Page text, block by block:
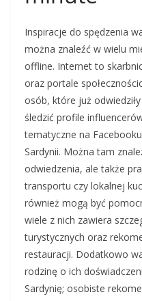
Inspiracje do spędzenia
można znaleźć w wielu
offline. Internet to
oraz portale
osób, które już
śledzić profile
tematyczne na
Sardynii. Można tam
odwiedzenia, ale także
transportu czy lokalnej
również mogą być
wiele z nich zawiera
turystycznych oraz
restauracji. Dodatkowo
rodzinę o ich
Sardynię; osobiste